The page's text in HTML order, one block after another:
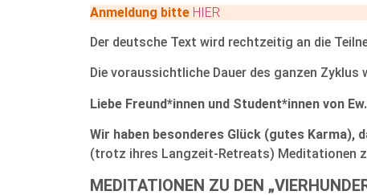
Anmeldung bitte HIER
Der deutsche Text wird rechtzeitig an die
Die voraussichtliche Dauer des ganzen
Liebe Freund*innen und Student*innen von
Wir haben besonderes Glück (gutes Karma),
(trotz ihres Langzeit-Retreats) Meditationen
MEDITATIONEN ZU DEN